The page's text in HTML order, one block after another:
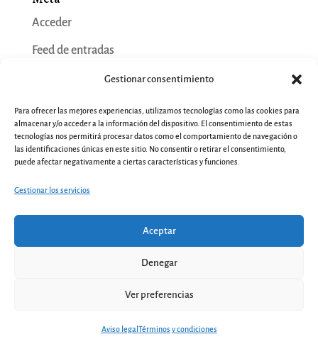
Gestionar consentimiento
Para ofrecer las mejores experiencias, utilizamos tecnologías como las cookies para
almacenar y/o acceder a la información del dispositivo. El consentimiento de estas
tecnologías nos permitirá procesar datos como el comportamiento de navegación o
las identificaciones únicas en este sitio. No consentir o retirar el consentimiento,
puede afectar negativamente a ciertas características y funciones.
Gestionar los servicios
Aceptar
Denegar
Ver preferencias
Aviso legal Términos y condiciones
Acceder
Feed de entradas
Feed de comentarios
WordPress.org
contratación|Preguntas frecuentes